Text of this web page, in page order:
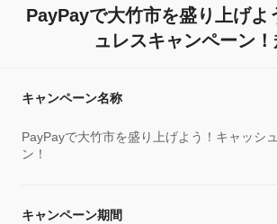
PayPayで大竹市を盛り上げよ
ュレスキャンペーン
キャンペーン名称
PayPayで大竹市を盛り上げよう！キャッシ
ン！
キャンペーン期間